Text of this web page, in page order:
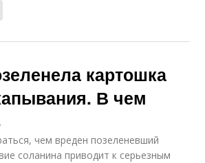
картошка
В чем
чем вреден позеленевший
соланина приводит к серьезным